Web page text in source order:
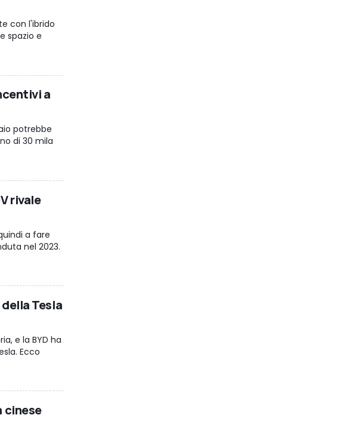
con l'ibrido
spazio e
a
potrebbe
di 30 mila
rivale
a fare
nel 2023.
Tesla
e la BYD ha
Ecco
cinese